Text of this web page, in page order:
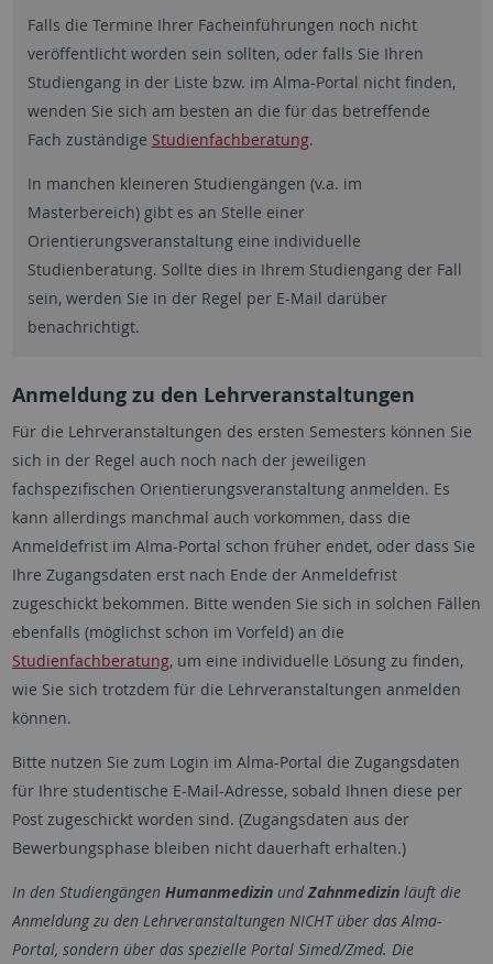
Falls die Termine Ihrer Facheinführungen noch nicht
veröffentlicht worden sein sollten, oder falls Sie Ihren
Studiengang in der Liste bzw. im Alma-Portal nicht finden,
wenden Sie sich am besten an die für das betreffende
Fach zuständige Studienfachberatung.
In manchen kleineren Studiengängen (v.a. im
Masterbereich) gibt es an Stelle einer
Orientierungsveranstaltung eine individuelle
Studienberatung. Sollte dies in Ihrem Studiengang der Fall
sein, werden Sie in der Regel per E-Mail darüber
benachrichtigt.
Anmeldung zu den Lehrveranstaltungen
Für die Lehrveranstaltungen des ersten Semesters können Sie
sich in der Regel auch noch nach der jeweiligen
fachspezifischen Orientierungsveranstaltung anmelden. Es
kann allerdings manchmal auch vorkommen, dass die
Anmeldefrist im Alma-Portal schon früher endet, oder dass Sie
Ihre Zugangsdaten erst nach Ende der Anmeldefrist
zugeschickt bekommen. Bitte wenden Sie sich in solchen Fällen
ebenfalls (möglichst schon im Vorfeld) an die
Studienfachberatung, um eine individuelle Lösung zu finden,
wie Sie sich trotzdem für die Lehrveranstaltungen anmelden
können.
Bitte nutzen Sie zum Login im Alma-Portal die Zugangsdaten
für Ihre studentische E-Mail-Adresse, sobald Ihnen diese per
Post zugeschickt worden sind. (Zugangsdaten aus der
Bewerbungsphase bleiben nicht dauerhaft erhalten.)
In den Studiengängen HumanmedizinundZahnmedizinläuft die
Anmeldung zu den Lehrveranstaltungen NICHT über das Alma-
Portal, sondern über das spezielle Portal Simed/Zmed. Die